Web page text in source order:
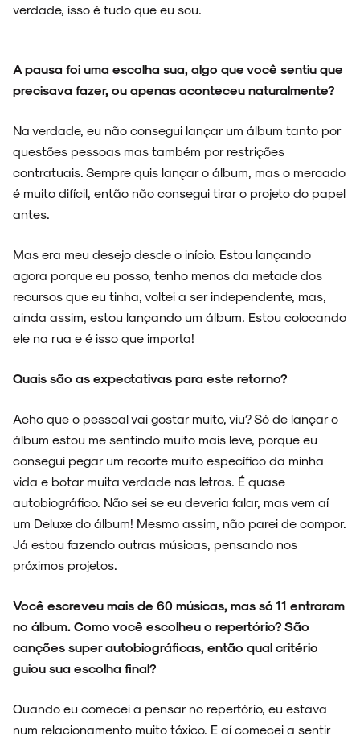
verdade, isso é tudo que eu sou.
A pausa foi uma escolha sua, algo que você sentiu que
precisava fazer, ou apenas aconteceu naturalmente?
Na verdade, eu não consegui lançar um álbum tanto por
questões pessoas mas também por restrições
contratuais. Sempre quis lançar o álbum, mas o mercado
é muito difícil, então não consegui tirar o projeto do papel
antes.
Mas era meu desejo desde o início. Estou lançando
agora porque eu posso, tenho menos da metade dos
recursos que eu tinha, voltei a ser independente, mas,
ainda assim, estou lançando um álbum. Estou colocando
ele na rua e é isso que importa!
Quais são as expectativas para este retorno?
Acho que o pessoal vai gostar muito, viu? Só de lançar o
álbum estou me sentindo muito mais leve, porque eu
consegui pegar um recorte muito específico da minha
vida e botar muita verdade nas letras. É quase
autobiográfico. Não sei se eu deveria falar, mas vem aí
um Deluxe do álbum! Mesmo assim, não parei de compor.
Já estou fazendo outras músicas, pensando nos
próximos projetos.
Você escreveu mais de 60 músicas, mas só 11 entraram
no álbum. Como você escolheu o repertório? São
canções super autobiográficas, então qual critério
guiou sua escolha final?
Quando eu comecei a pensar no repertório, eu estava
num relacionamento muito tóxico. E aí comecei a sentir